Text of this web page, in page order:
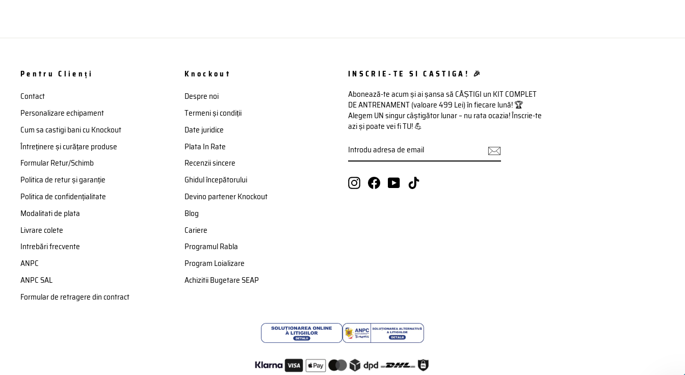
Pentru Clienți
Contact
Personalizare echipament
Cum sa castigi bani cu Knockout
Întreținere și curățare produse
Formular Retur/Schimb
Politica de retur și garanție
Politica de confidențialitate
Modalitati de plata
Livrare colete
Intrebări frecvente
ANPC
ANPC SAL
Formular de retragere din contract
Knockout
Despre noi
Termeni și condiții
Date juridice
Plata In Rate
Recenzii sincere
Ghidul începătorului
Devino partener Knockout
Blog
Cariere
Programul Rabla
Program Loializare
Achizitii Bugetare SEAP
INSCRIE-TE SI CASTIGA! 🎉
Abonează-te acum și ai șansa să CÂȘTIGI un KIT COMPLET
DE ANTRENAMENT (valoare 499 Lei) în fiecare lună! 🏆
Alegem UN singur câștigător lunar – nu rata ocazia! Înscrie-te
azi și poate vei fi TU! 💪
ADRESA
DE
VA
InstagramFacebookYouTube